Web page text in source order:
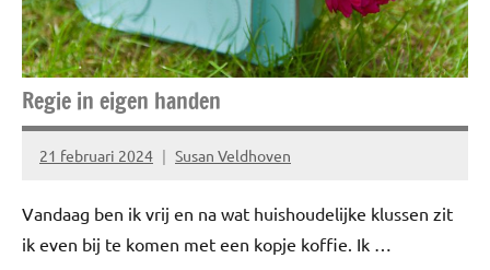
Regie in eigen handen
21 februari 2024 Susan Veldhoven
Geen
Vandaag ben ik vrij en na wat huishoudelijke klussen zit
ik even bij te komen met een kopje koffie. Ik …